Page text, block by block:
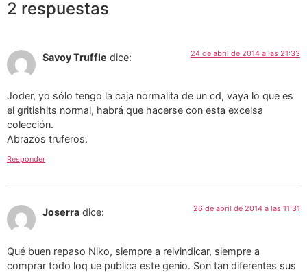
2 respuestas
Savoy Truffle dice: 24 de abril de 2014 a las 21:33
Joder, yo sólo tengo la caja normalita de un cd, vaya lo que es
el gritishits normal, habrá que hacerse con esta excelsa
colección.
Abrazos truferos.
Responder
Joserra dice: 26 de abril de 2014 a las 11:31
Qué buen repaso Niko, siempre a reivindicar, siempre a
comprar todo loq ue publica este genio. Son tan diferentes sus